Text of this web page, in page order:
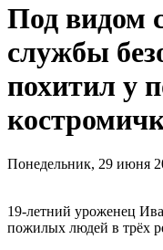
Под видом
службы
похитил у
Понедельник, 29 июня
19-летний уроженец
пожилых людей в трёх